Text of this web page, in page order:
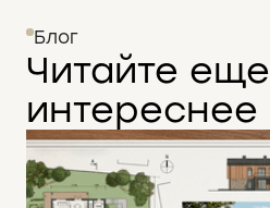
Блог
Читайте еще
интереснее